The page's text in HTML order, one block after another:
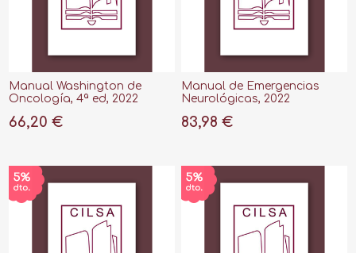
Manual Washington de
Oncología, 4ª ed, 2022
66,20 €
Manual de Emergencias
Neurológicas, 2022
83,98 €